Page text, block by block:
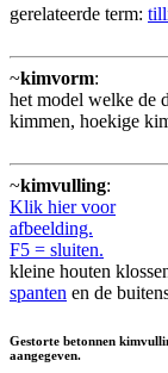
gerelateerde term:
~kimvorm:
het model welke de
kimmen, hoekige
~kimvulling:
Klik hier voor
afbeelding.
F5 = sluiten.
kleine houten
spanten en de
Gestorte betonnen
aangegeven.